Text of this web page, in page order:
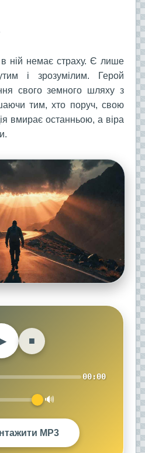
в ній немає страху. Є лише
і зрозумілим. Герой
свого земного шляху з
тим, хто поруч, свою
вмирає останньою, а віра
■
00:00
🔊
MP3